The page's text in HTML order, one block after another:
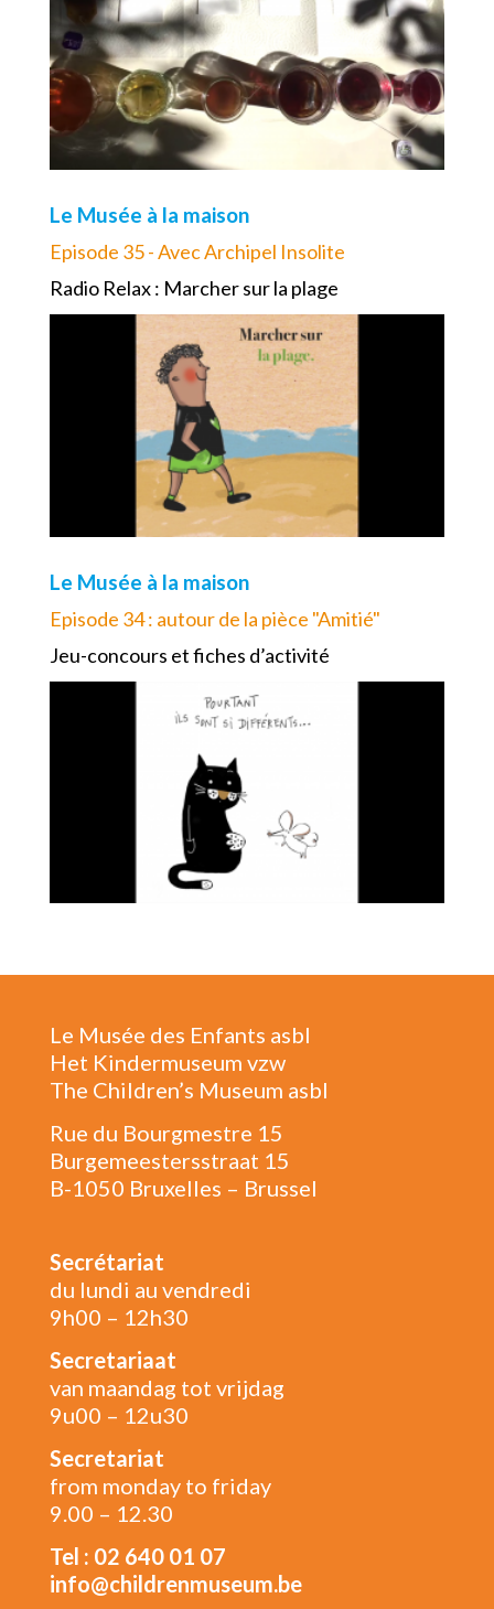
Le Musée à la maison
Episode 35 - Avec Archipel Insolite
Radio Relax : Marcher sur la plage
Le Musée à la maison
Episode 34 : autour de la pièce "Amitié"
Jeu-concours et fiches d’activité
Le Musée des Enfants asbl
Het Kindermuseum vzw
The Children’s Museum asbl
Rue du Bourgmestre 15
Burgemeestersstraat 15
B-1050 Bruxelles – Brussel
Secrétariat
du lundi au vendredi
9h00 – 12h30
Secretariaat
van maandag tot vrijdag
9u00 – 12u30
Secretariat
from monday to friday
9.00 – 12.30
Tel : 02 640 01 07
info@childrenmuseum.be